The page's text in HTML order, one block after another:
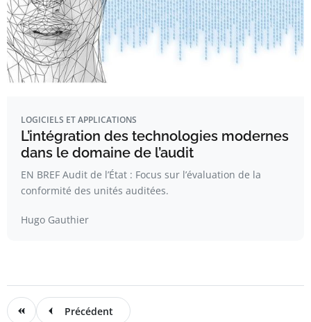
LOGICIELS ET APPLICATIONS
L’intégration des technologies modernes
dans le domaine de l’audit
EN BREF Audit de l’État : Focus sur l’évaluation de la
conformité des unités auditées.
Hugo Gauthier
Précédent